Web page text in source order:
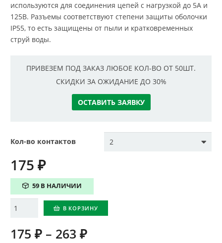
используются для соединения цепей с нагрузкой до 5А и
125В. Разъемы соответствуют степени защиты оболочки
IP55, то есть защищены от пыли и кратковременных
струй воды.
ПРИВЕЗЕМ ПОД ЗАКАЗ ЛЮБОЕ КОЛ-ВО ОТ 50ШТ.
СКИДКИ ЗА ОЖИДАНИЕ ДО 30%
ОСТАВИТЬ ЗАЯВКУ
Кол-во контактов
175 ₽
59 В НАЛИЧИИ
Количество В КОРЗИНУ
175 ₽ – 263 ₽